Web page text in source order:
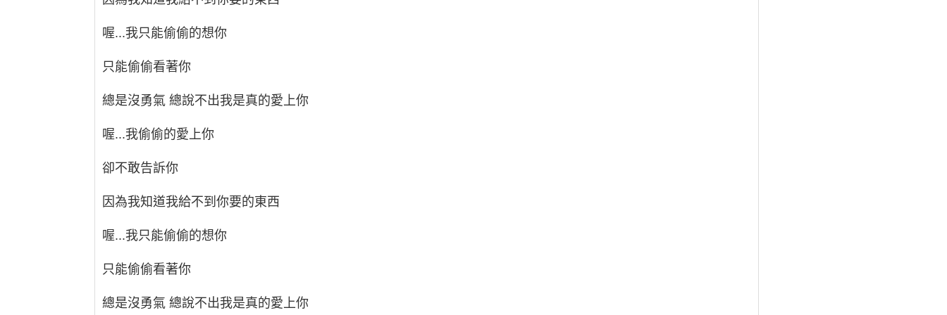
喔...我只能偷偷的想你
只能偷偷看著你
總是沒勇氣 總說不出我是真的愛上你
喔...我偷偷的愛上你
卻不敢告訴你
因為我知道我給不到你要的東西
喔...我只能偷偷的想你
只能偷偷看著你
總是沒勇氣 總說不出我是真的愛上你